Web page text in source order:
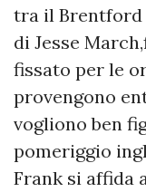
tra il Brentford
di Jesse
fissato per le
provengono
vogliono ben
pomeriggio
Frank si affida